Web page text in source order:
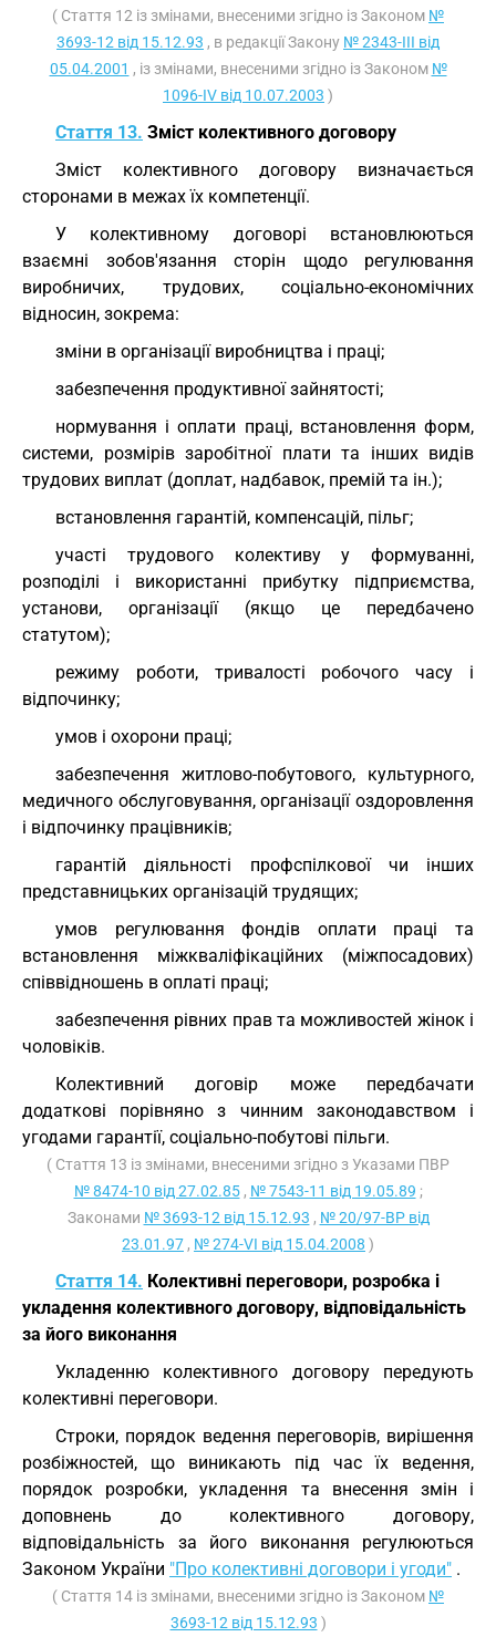
( Стаття 12 із змінами, внесеними згідно із Законом №
3693-12 від 15.12.93 , в редакції Закону № 2343-III від
05.04.2001 , із змінами, внесеними згідно із Законом №
1096-IV від 10.07.2003 )
Стаття 13. Зміст колективного договору
Зміст колективного договору визначається
сторонами в межах їх компетенції.
У колективному договорі встановлюються
взаємні зобов'язання сторін щодо регулювання
виробничих, трудових, соціально-економічних
відносин, зокрема:
зміни в організації виробництва і праці;
забезпечення продуктивної зайнятості;
нормування і оплати праці, встановлення форм,
системи, розмірів заробітної плати та інших видів
трудових виплат (доплат, надбавок, премій та ін.);
встановлення гарантій, компенсацій, пільг;
участі трудового колективу у формуванні,
розподілі і використанні прибутку підприємства,
установи, організації (якщо це передбачено
статутом);
режиму роботи, тривалості робочого часу і
відпочинку;
умов і охорони праці;
забезпечення житлово-побутового, культурного,
медичного обслуговування, організації оздоровлення
і відпочинку працівників;
гарантій діяльності профспілкової чи інших
представницьких організацій трудящих;
умов регулювання фондів оплати праці та
встановлення міжкваліфікаційних (міжпосадових)
співвідношень в оплаті праці;
забезпечення рівних прав та можливостей жінок і
чоловіків.
Колективний договір може передбачати
додаткові порівняно з чинним законодавством і
угодами гарантії, соціально-побутові пільги.
( Стаття 13 із змінами, внесеними згідно з Указами ПВР
№ 8474-10 від 27.02.85, № 7543-11 від 19.05.89 ;
Законами № 3693-12 від 15.12.93 , № 20/97-ВР від
23.01.97 , № 274-VI від 15.04.2008 )
Стаття 14. Колективні переговори, розробка і
укладення колективного договору, відповідальність
за його виконання
Укладенню колективного договору передують
колективні переговори.
Строки, порядок ведення переговорів, вирішення
розбіжностей, що виникають під час їх ведення,
порядок розробки, укладення та внесення змін і
доповнень до колективного договору,
відповідальність за його виконання регулюються
Законом України "Про колективні договори і угоди" .
( Стаття 14 із змінами, внесеними згідно із Законом №
3693-12 від 15.12.93 )